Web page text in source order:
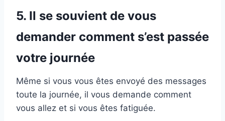
5. Il se souvient de vous
demander comment s’est passée
votre journée
Même si vous vous êtes envoyé des messages
toute la journée, il vous demande comment
vous allez et si vous êtes fatiguée.